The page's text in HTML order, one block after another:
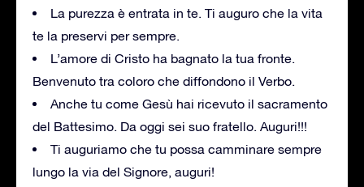
La purezza è entrata in te. Ti auguro che la vita
te la preservi per sempre.
L’amore di Cristo ha bagnato la tua fronte.
Benvenuto tra coloro che diffondono il Verbo.
Anche tu come Gesù hai ricevuto il sacramento
del Battesimo. Da oggi sei suo fratello. Auguri!!!
Ti auguriamo che tu possa camminare sempre
lungo la via del Signore, auguri!